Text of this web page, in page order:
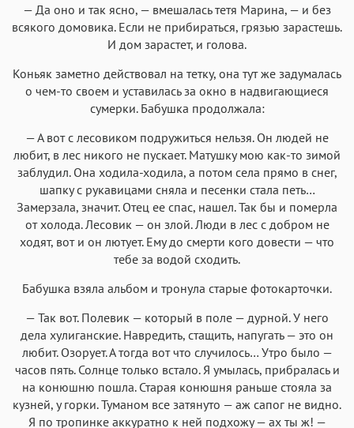
— Да оно и так ясно, — вмешалась тетя Марина, — и без
всякого домовика. Если не прибираться, грязью зарастешь.
И дом зарастет, и голова.
Коньяк заметно действовал на тетку, она тут же задумалась
о чем-то своем и уставилась за окно в надвигающиеся
сумерки. Бабушка продолжала:
— А вот с лесовиком подружиться нельзя. Он людей не
любит, в лес никого не пускает. Матушку мою как-то зимой
заблудил. Она ходила-ходила, а потом села прямо в снег,
шапку с рукавицами сняла и песенки стала петь…
Замерзала, значит. Отец ее спас, нашел. Так бы и померла
от холода. Лесовик — он злой. Люди в лес с добром не
ходят, вот и он лютует. Ему до смерти кого довести — что
тебе за водой сходить.
Бабушка взяла альбом и тронула старые фотокарточки.
— Так вот. Полевик — который в поле — дурной. У него
дела хулиганские. Навредить, стащить, напугать — это он
любит. Озорует. А тогда вот что случилось… Утро было —
часов пять. Солнце только встало. Я умылась, прибралась и
на конюшню пошла. Старая конюшня раньше стояла за
кузней, у горки. Туманом все затянуто — аж сапог не видно.
Я по тропинке аккуратно к ней подхожу — ах ты ж! —